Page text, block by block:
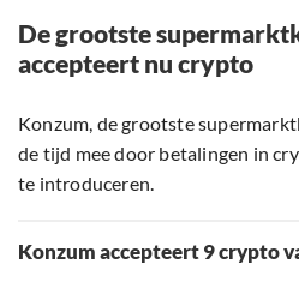
De grootste
accepteert nu crypto
Konzum, de grootste
de tijd mee door betalingen in
te introduceren.
Konzum accepteert 9 crypto